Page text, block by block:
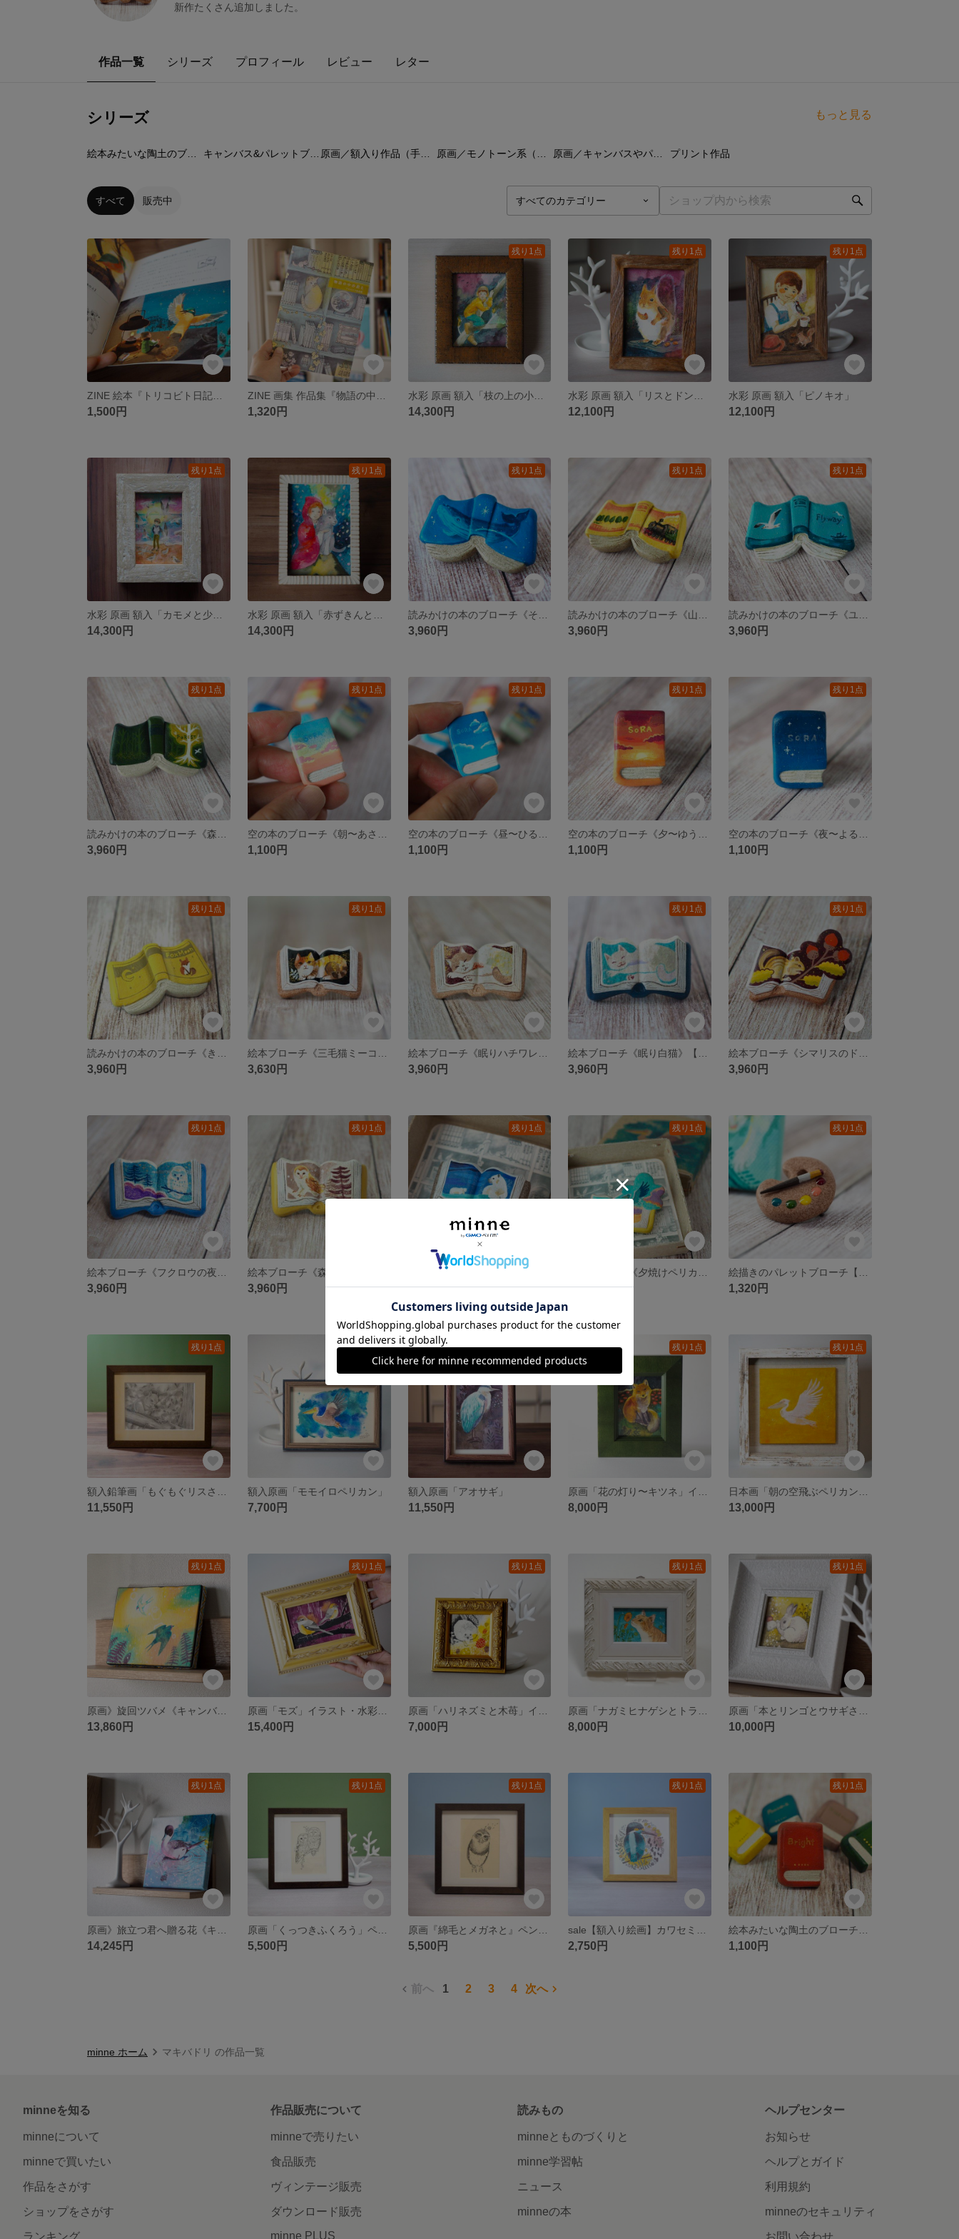
新作たくさん追加しました。
作品一覧 シリーズ プロフィール レビュー レター
シリーズ もっと見る
原画／額入り作品（手描き） プリント作品
すべて 販売中
1,500円 1,320円
残り1点
水彩 原画 額入「枝の上の小人」
14,300円
残り1点
12,100円
残り1点
水彩 原画 額入「ピノキオ」
12,100円
残り1点
14,300円
残り1点
14,300円
残り1点
3,960円
残り1点
3,960円
残り1点
3,960円
残り1点
3,960円
残り1点
1,100円
残り1点
1,100円
残り1点
1,100円
残り1点
1,100円
残り1点
3,960円
残り1点
3,630円 3,960円
残り1点
3,960円
残り1点
3,960円
残り1点
3,960円
残り1点
3,960円
残り1点
3,960円
残り1点
3,960円
残り1点
1,320円
残り1点
11,550円
残り1点
額入原画「モモイロペリカン」
7,700円
残り1点
額入原画「アオサギ」
11,550円
残り1点
8,000円
残り1点
13,000円
残り1点
13,860円
残り1点
原画「モズ」イラスト・水彩画・ペン画・額入
15,400円
残り1点
7,000円
残り1点
8,000円
残り1点
10,000円
残り1点
14,245円
残り1点
原画「くっつきふくろう」ペン画・額入り絵画・ハガキサイズ
5,500円
残り1点
5,500円
残り1点
2,750円
残り1点
1,100円
前へ 1 2 3 4 次へ
minne ホーム マキバドリ の作品一覧
minneを知る
minneについて
minneで買いたい
作品をさがす
ショップをさがす
ランキング
作品販売について
minneで売りたい
食品販売
ヴィンテージ販売
ダウンロード販売
minne PLUS
読みもの
minneとものづくりと
minne学習帖
ニュース
minneの本
ヘルプセンター
お知らせ
ヘルプとガイド
利用規約
minneのセキュリティ
お問い合わせ